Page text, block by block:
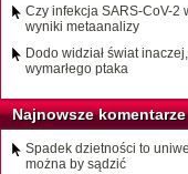
Czy infekcja SARS-CoV-2
wyniki metaanalizy
Dodo widział świat
wymarłego ptaka
Najnowsze komentarze
Spadek dzietności to
można by sądzić